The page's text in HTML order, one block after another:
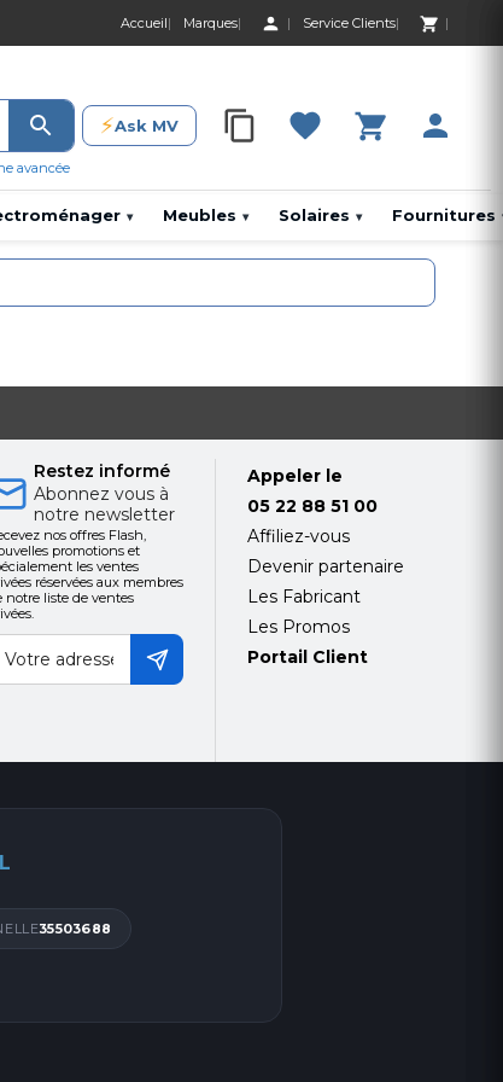
Accueil Marques Service Clients
0 Produit 0,00
avancée
⚡Ask MV 0 Produit 0,00 DH
▾ Meubles ▾ Solaires ▾ Fournitures
Restez informé
Abonnez vous à
notre newsletter
nos offres Flash,
promotions et
les ventes
réservées aux membres
notre liste de ventes
Appeler le
05 22 88 51 00
Affiliez-vous
Devenir partenaire
Les Fabricant
Les Promos
Portail Client
35503688